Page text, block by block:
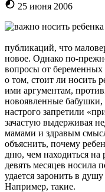
25 июня 2006
публикаций, что
новое. Однако по-
вопросы от
о том, стоит ли носить
ими аргументам,
новоявленные бабушки,
настрого запретили
зачастую выдерживая
мамами и здравым
объяснить, почему
дню, чем находиться на
девять месяцев носила
удается заронить в
Например, такие.